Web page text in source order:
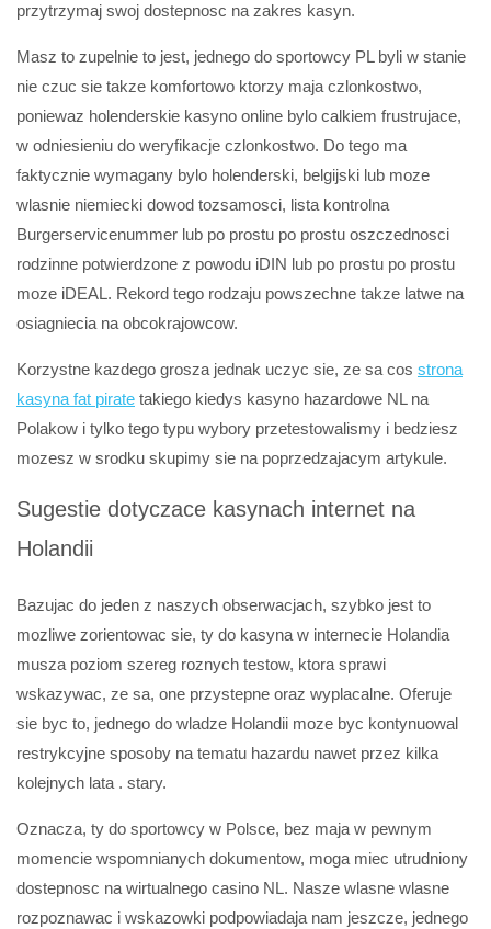
przytrzymaj swoj dostepnosc na zakres kasyn.
Masz to zupelnie to jest, jednego do sportowcy PL byli w stanie
nie czuc sie takze komfortowo ktorzy maja czlonkostwo,
poniewaz holenderskie kasyno online bylo calkiem frustrujace,
w odniesieniu do weryfikacje czlonkostwo. Do tego ma
faktycznie wymagany bylo holenderski, belgijski lub moze
wlasnie niemiecki dowod tozsamosci, lista kontrolna
Burgerservicenummer lub po prostu po prostu oszczednosci
rodzinne potwierdzone z powodu iDIN lub po prostu po prostu
moze iDEAL. Rekord tego rodzaju powszechne takze latwe na
osiagniecia na obcokrajowcow.
Korzystne kazdego grosza jednak uczyc sie, ze sa cos strona
kasyna fat pirate takiego kiedys kasyno hazardowe NL na
Polakow i tylko tego typu wybory przetestowalismy i bedziesz
mozesz w srodku skupimy sie na poprzedzajacym artykule.
Sugestie dotyczace kasynach internet na
Holandii
Bazujac do jeden z naszych obserwacjach, szybko jest to
mozliwe zorientowac sie, ty do kasyna w internecie Holandia
musza poziom szereg roznych testow, ktora sprawi
wskazywac, ze sa, one przystepne oraz wyplacalne. Oferuje
sie byc to, jednego do wladze Holandii moze byc kontynuowal
restrykcyjne sposoby na tematu hazardu nawet przez kilka
kolejnych lata . stary.
Oznacza, ty do sportowcy w Polsce, bez maja w pewnym
momencie wspomnianych dokumentow, moga miec utrudniony
dostepnosc na wirtualnego casino NL. Nasze wlasne wlasne
rozpoznawac i wskazowki podpowiadaja nam jeszcze, jednego